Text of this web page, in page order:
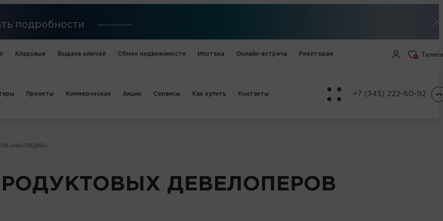
подробности
Кладовые Выдача ключей Обмен недвижимости Ипотека Онлайн-встреча Риелторам 0
Проекты Коммерческая Акции Сервисы Как купить Контакты +7 (345) 222-60-92
«НАСЛЕДИЕ»
ДЕВЕЛОПЕРОВ